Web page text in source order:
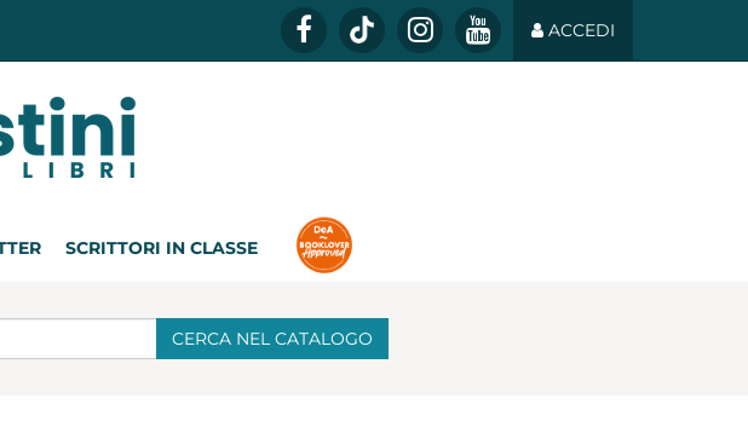
ACCEDI
SCRITTORI IN CLASSE
CERCA NEL CATALOGO